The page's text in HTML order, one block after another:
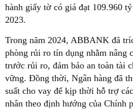
hành giấy tờ có giá đạt 109.960
2023.
Trong năm 2024, ABBANK đã
phòng rủi ro tín dụng nhằm nâng
trước rủi ro, đảm bảo an toàn tài
vững. Đồng thời, Ngân hàng đã
suất cho vay để kịp thời hỗ trợ
nhân theo định hướng của Chính